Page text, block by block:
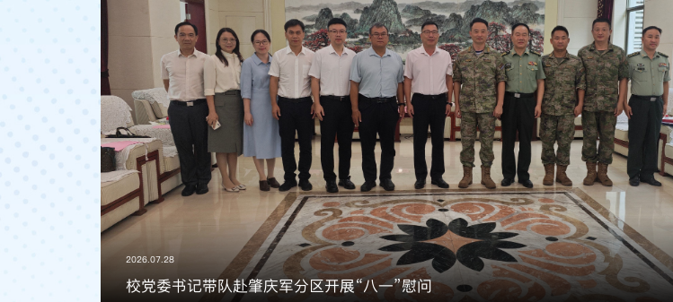
2026.07.28
校党委书记带队赴肇庆军分区开展“八一”慰问